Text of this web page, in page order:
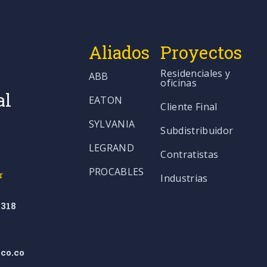
Aliados
ABB
EATON
SYLVANIA
LEGRAND
PROCABLES
Proyectos
Residenciales y
oficinas
Cliente Final
Subdistribuidor
Contratistas
Industrias